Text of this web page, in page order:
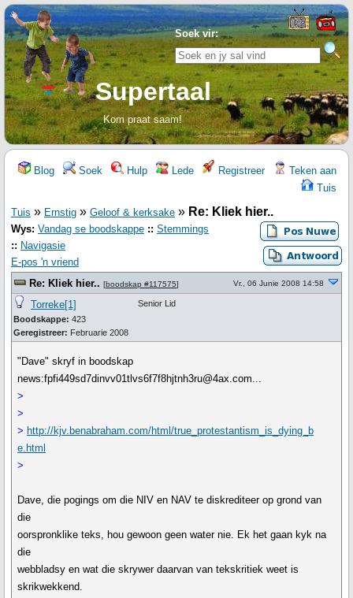
Soek vir:
Supertaal
Kom praat saam!
Blog Soek Hulp Lede Registreer
Teken aan
Tuis
Tuis » Ernstig » Geloof & kerksake » Re: Kliek hier..
Wys: Vandag se boodskappe :: Stemmings
:: Navigasie
E-pos 'n vriend
Re: Kliek hier.. [boodskap #117575] Vr., 06 Junie 2008 14:58
Torreke[1]
Boodskappe: 423
Geregistreer: Februarie 2008
Senior Lid
"Dave" skryf in boodskap
news:fpfi449sd7dinvv01tlvs6f7f8hjtnh3ru@4ax.com...
>
>
> http://kjv.benabraham.com/html/true_protestantism_is_dying_b
e.html
>
Dave, die pogings om die NIV en NAV te diskrediteer op grond van
die
oorspronklike teks, hou gewoon geen water nie. Ek het gaan kyk na
die
webbladsy en wat die skrywer daarvan van tekskritiek weet is
skrikwekkend.